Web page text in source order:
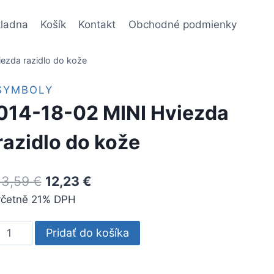
Košík Kontakt Obchodné podmienky
razidlo do kože
18-02 MINI Hviezda
do kože
€ Pôvodná
cena
bola:
13,59 €.
12,23 €Aktuálna
je:
12,23 €.
21% DPH
množstvo
Pridať do košíka